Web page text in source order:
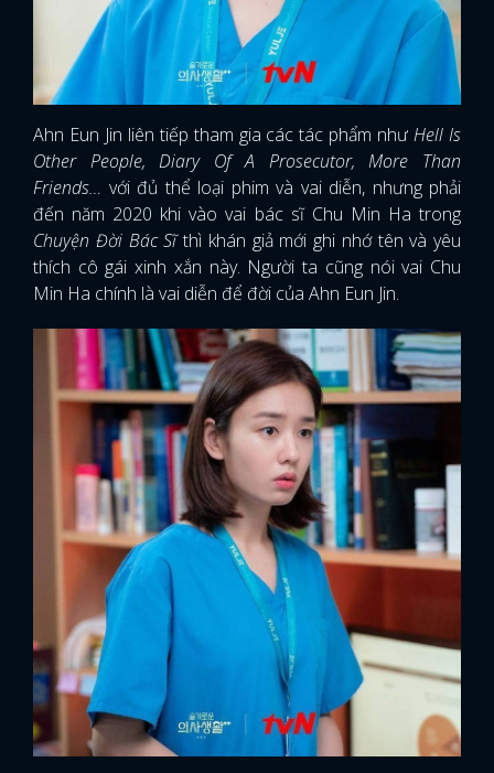
Ahn Eun Jin liên tiếp tham gia các tác phẩm nhưHell Is
Other People, Diary Of A Prosecutor, More Than
Friends… với đủ thể loại phim và vai diễn, nhưng phải
đến năm 2020 khi vào vai bác sĩ Chu Min Ha trong
Chuyện Đời Bác Sĩthì khán giả mới ghi nhớ tên và yêu
thích cô gái xinh xắn này. Người ta cũng nói vai Chu
Min Ha chính là vai diễn để đời của Ahn Eun Jin.